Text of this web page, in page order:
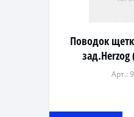
Поводок
зад.Herzog
Арт.: